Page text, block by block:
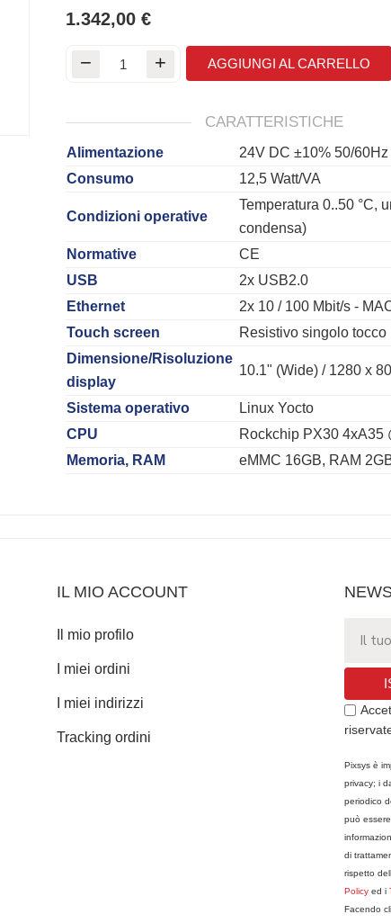
1.342,00 €
AGGIUNGI AL CARRELLO
CARATTERISTICHE
Alimentazione
24V DC ±10% 50/60Hz
Consumo
12,5 Watt/VA
Condizioni operative
Temperatura 0..50 °C,
condensa)
Normative
CE
USB
2x USB2.0
Ethernet
2x 10 / 100 Mbit/s -
Touch screen
Resistivo singolo tocco
Dimensione/Risoluzione
display
10.1" (Wide) / 1280 x
Sistema operativo
Linux Yocto
CPU
Rockchip PX30 4xA35
Memoria, RAM
eMMC 16GB, RAM
IL MIO ACCOUNT
Il mio profilo
I miei ordini
I miei indirizzi
Tracking ordini
Pixsys è
privacy; i
periodico
può
di
rispetto
Policy ed i
Facendo